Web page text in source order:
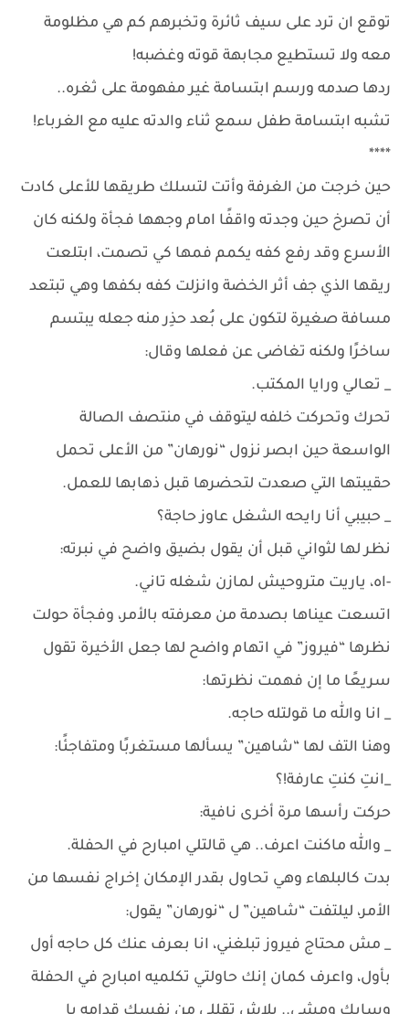
توقع ان ترد على سيف ثائرة وتخبرهم كم هي مظلومة
معه ولا تستطيع مجابهة قوته وغضبه!
ردها صدمه ورسم ابتسامة غير مفهومة على ثغره..
تشبه ابتسامة طفل سمع ثناء والدته عليه مع الغرباء!
****
حين خرجت من الغرفة وأتت لتسلك طريقها للأعلى كادت
أن تصرخ حين وجدته واقفًا امام وجهها فجأة ولكنه كان
الأسرع وقد رفع كفه يكمم فمها كي تصمت، ابتلعت
ريقها الذي جف أثر الخضة وانزلت كفه بكفها وهي تبتعد
مسافة صغيرة لتكون على بُعد حذِر منه جعله يبتسم
ساخرًا ولكنه تغاضى عن فعلها وقال:
_ تعالي ورايا المكتب.
تحرك وتحركت خلفه ليتوقف في منتصف الصالة
الواسعة حين ابصر نزول “نورهان” من الأعلى تحمل
حقيبتها التي صعدت لتحضرها قبل ذهابها للعمل.
_ حبيبي أنا رايحه الشغل عاوز حاجة؟
نظر لها لثواني قبل أن يقول بضيق واضح في نبرته:
-اه، ياريت متروحيش لمازن شغله تاني.
اتسعت عيناها بصدمة من معرفته بالأمر، وفجأة حولت
نظرها “فيروز” في اتهام واضح لها جعل الأخيرة تقول
سريعًا ما إن فهمت نظرتها:
_ انا والله ما قولتله حاجه.
وهنا التف لها “شاهين” يسألها مستغربًا ومتفاجئًا:
_انتِ كنتِ عارفة!؟
حركت رأسها مرة أخرى نافية:
_ والله ماكنت اعرف.. هي قالتلي امبارح في الحفلة.
بدت كالبلهاء وهي تحاول بقدر الإمكان إخراج نفسها من
الأمر، ليلتفت “شاهين” ل “نورهان” يقول:
_ مش محتاج فيروز تبلغني، انا بعرف عنك كل حاجه أول
بأول، واعرف كمان إنك حاولتي تكلميه امبارح في الحفلة